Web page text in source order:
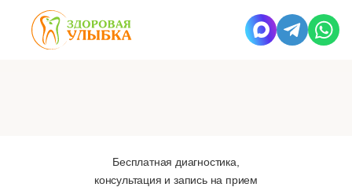
Бесплатная диагностика,
консультация и запись на прием